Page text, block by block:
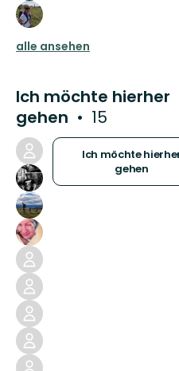
alle ansehen
Ich möchte hierher
gehen
15
Ich möchte
gehen